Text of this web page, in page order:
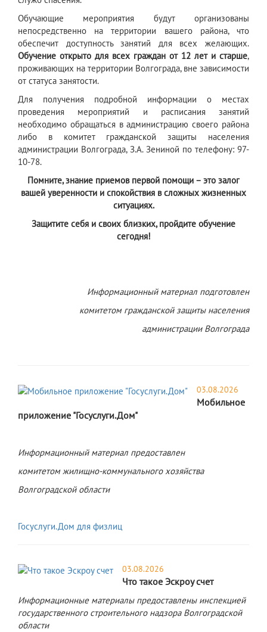
Обучающие мероприятия будут организованы
непосредственно на территории вашего района, что
обеспечит доступность занятий для всех желающих.
Обучение открыто для всех граждан от 12 лет и старше,
проживающих на территории Волгограда, вне зависимости
от статуса занятости.
Для получения подробной информации о местах
проведения мероприятий и расписания занятий
необходимо обращаться в администрацию своего района
либо в комитет гражданской защиты населения
администрации Волгограда, З.А. Зениной по телефону: 97-
10-78.
Помните, знание приемов первой помощи – это залог
вашей уверенности и спокойствия в сложных жизненных
ситуациях.
Защитите себя и своих близких, пройдите обучение
сегодня!
Информационный материал подготовлен
комитетом гражданской защиты населения
администрации Волгограда
03.08.2026
Мобильное
приложение "Госуслуги.Дом"
Информационный материал предоставлен
комитетом жилищно-коммунального хозяйства
Волгоградской области
Госуслуги.Дом для физлиц
03.08.2026
Что такое Эскроу счет
Информационные материалы предоставлены инспекцией
государственного строительного надзора Волгоградской
области